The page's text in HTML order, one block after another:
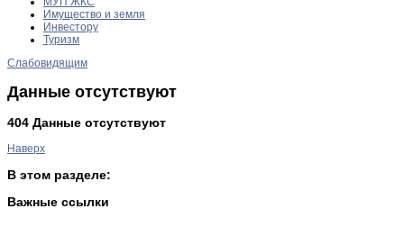
Имущество и земля
Инвестору
Туризм
Слабовидящим
Данные отсутствуют
404 Данные отсутствуют
Наверх
В этом разделе:
Важные ссылки